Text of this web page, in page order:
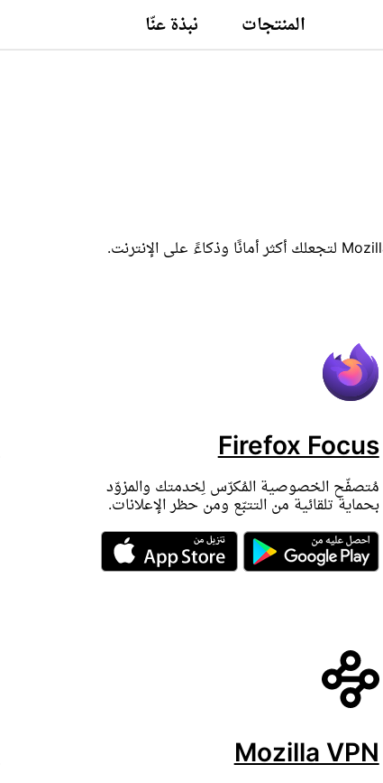
المنتجات نبذة عنّا
Firefox Focus
مُتصفّح الخصوصية المُكرّس لِخدمتك والمزوّد
بحماية تلقائية من التتبّع ومن حظر الإعلانات.
Mozilla VPN